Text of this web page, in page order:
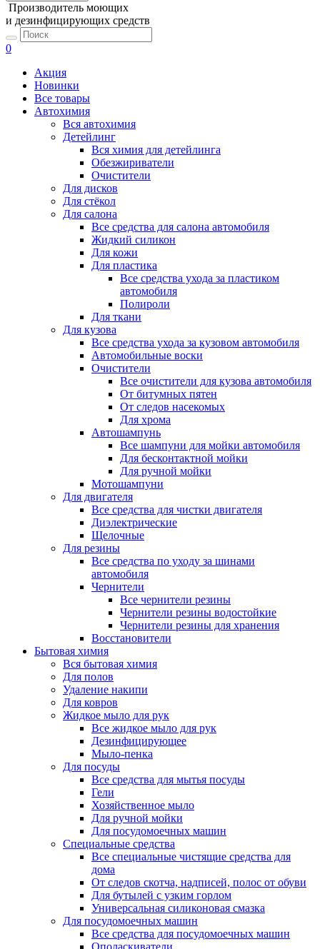
Производитель моющих
и дезинфицирующих средств
0
Акция
Новинки
Все товары
Автохимия
Вся автохимия
Детейлинг
Вся химия для детейлинга
Обезжириватели
Очистители
Для дисков
Для стёкол
Для салона
Все средства для салона автомобиля
Жидкий силикон
Для кожи
Для пластика
Все средства ухода за пластиком
автомобиля
Полироли
Для ткани
Для кузова
Все средства ухода за кузовом автомобиля
Автомобильные воски
Очистители
Все очистители для кузова автомобиля
От битумных пятен
От следов насекомых
Для хрома
Автошампунь
Все шампуни для мойки автомобиля
Для бесконтактной мойки
Для ручной мойки
Мотошампуни
Для двигателя
Все средства для чистки двигателя
Диэлектрические
Щелочные
Для резины
Все средства по уходу за шинами
автомобиля
Чернители
Все чернители резины
Чернители резины водостойкие
Чернители резины для хранения
Восстановители
Бытовая химия
Вся бытовая химия
Для полов
Удаление накипи
Для ковров
Жидкое мыло для рук
Все жидкое мыло для рук
Дезинфицирующее
Мыло-пенка
Для посуды
Все средства для мытья посуды
Гели
Хозяйственное мыло
Для ручной мойки
Для посудомоечных машин
Специальные средства
Все специальные чистящие средства для
дома
От следов скотча, надписей, полос от обуви
Для бутылей с узким горлом
Универсальная силиконовая смазка
Для посудомоечных машин
Все средства для посудомоечных машин
Ополаскиватели